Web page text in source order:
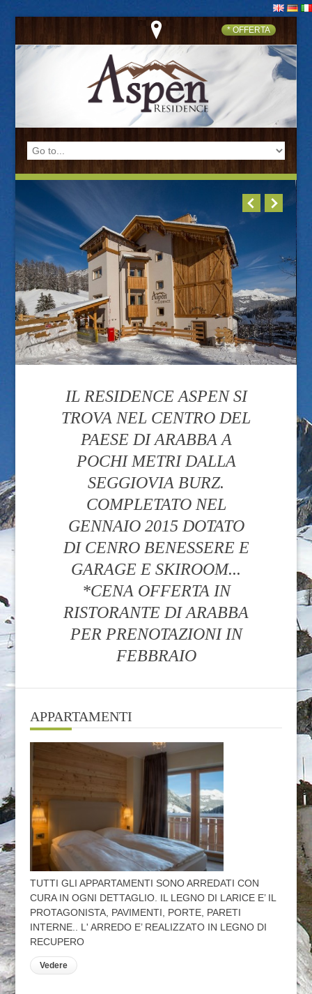
* OFFERTA
IL RESIDENCE ASPEN SI
TROVA NEL CENTRO DEL
PAESE DI ARABBA A
POCHI METRI DALLA
SEGGIOVIA BURZ.
COMPLETATO NEL
GENNAIO 2015 DOTATO
DI CENRO BENESSERE E
GARAGE E SKIROOM...
*CENA OFFERTA IN
RISTORANTE DI ARABBA
PER PRENOTAZIONI IN
FEBBRAIO
APPARTAMENTI
TUTTI GLI APPARTAMENTI SONO ARREDATI CON
CURA IN OGNI DETTAGLIO. IL LEGNO DI LARICE E’ IL
PROTAGONISTA, PAVIMENTI, PORTE, PARETI
INTERNE.. L' ARREDO E’ REALIZZATO IN LEGNO DI
RECUPERO
Vedere